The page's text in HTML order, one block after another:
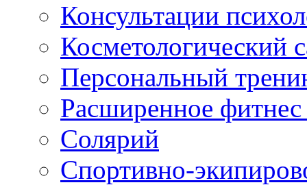
Консультации
Косметологический
Персональный
Расширенное фитнес
Солярий
Спортивно-